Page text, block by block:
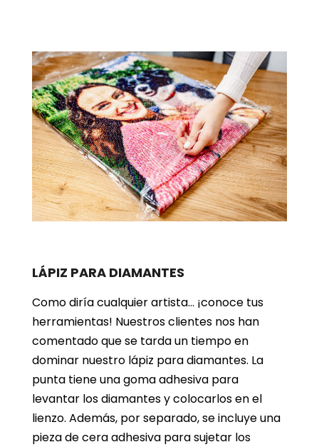
LÁPIZ PARA DIAMANTES
Como diría cualquier artista… ¡conoce tus
herramientas! Nuestros clientes nos han
comentado que se tarda un tiempo en
dominar nuestro lápiz para diamantes. La
punta tiene una goma adhesiva para
levantar los diamantes y colocarlos en el
lienzo. Además, por separado, se incluye una
pieza de cera adhesiva para sujetar los